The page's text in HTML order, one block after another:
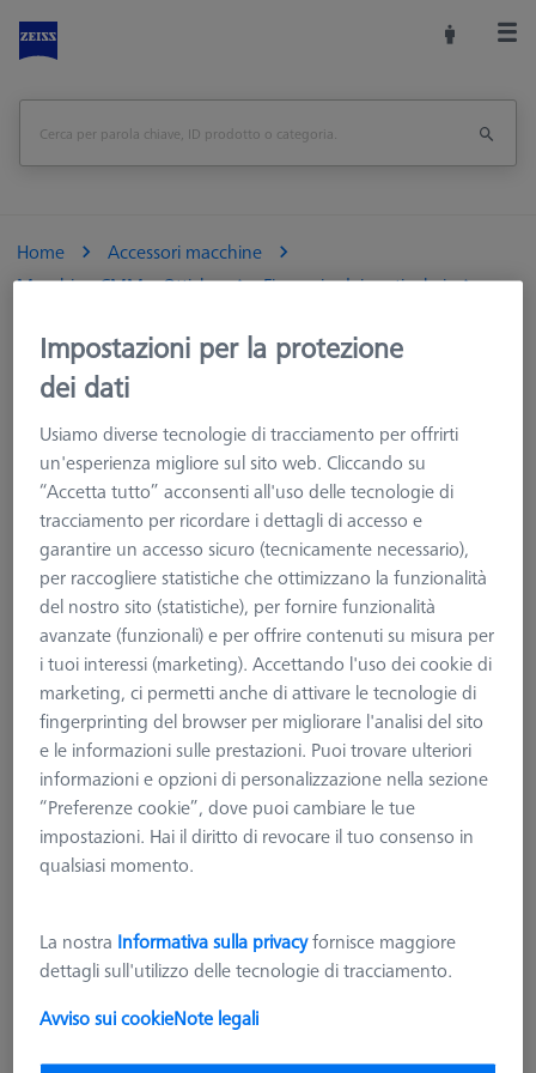
Home
Accessori macchine
Macchine CMM e Ottiche
Fissaggio dei particolari
Morsa per metrologia OmniFix, 80x210
MANDRINI E MORSE STANDARD
Morsa per metrologia OmniFix,
80x210
Impostazioni per la protezione
dei dati
Usiamo diverse tecnologie di tracciamento per offrirti
un'esperienza migliore sul sito web. Cliccando su
“Accetta tutto” acconsenti all'uso delle tecnologie di
tracciamento per ricordare i dettagli di accesso e
garantire un accesso sicuro (tecnicamente necessario),
per raccogliere statistiche che ottimizzano la funzionalità
del nostro sito (statistiche), per fornire funzionalità
avanzate (funzionali) e per offrire contenuti su misura per
i tuoi interessi (marketing). Accettando l'uso dei cookie di
marketing, ci permetti anche di attivare le tecnologie di
fingerprinting del browser per migliorare l'analisi del sito
e le informazioni sulle prestazioni. Puoi trovare ulteriori
informazioni e opzioni di personalizzazione nella sezione
“Preferenze cookie”, dove puoi cambiare le tue
impostazioni. Hai il diritto di revocare il tuo consenso in
qualsiasi momento.
La nostra Informativa sulla privacyfornisce maggiore
dettagli sull'utilizzo delle tecnologie di tracciamento.
Avviso sui cookieNote legali